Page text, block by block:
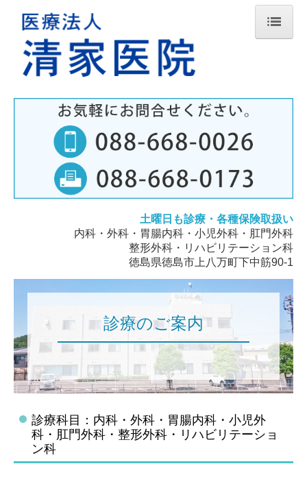
ホーム
院長紹介
当院について
診療のご案内
施設・設備のご案内
交通案内
スタッフ募集（看護師・准看護師）
スタッフ募集（医療事務）
土曜日も診療・ 各種保険取扱い
内科・外科・胃腸内科 ・ 小児外科 ・ 肛門外科
整形外科 ・ リハビリテーション科
徳島県徳島市上八万町下中筋90-1
診療のご案内
診療科目：内科・外科・胃腸内科・小児外
科・肛門外科・整形外科・リハビリテーショ
ン科